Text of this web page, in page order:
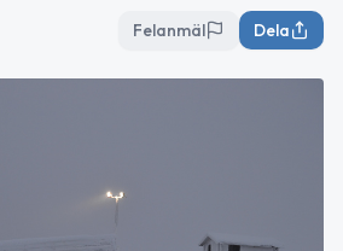
Felanmäl Dela